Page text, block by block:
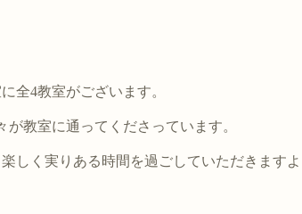
全4教室がございます。
教室に通ってくださっています。
しく実りある時間を過ごしていただきます